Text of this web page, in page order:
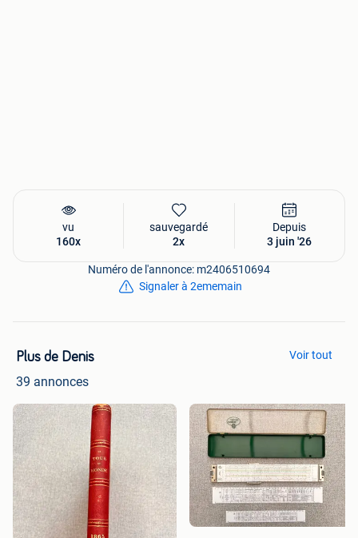
vu
160x
sauvegardé
2x
Depuis
3 juin '26
Numéro de l'annonce: m2406510694
Signaler à 2ememain
Plus de Denis
39 annonces
Voir tout